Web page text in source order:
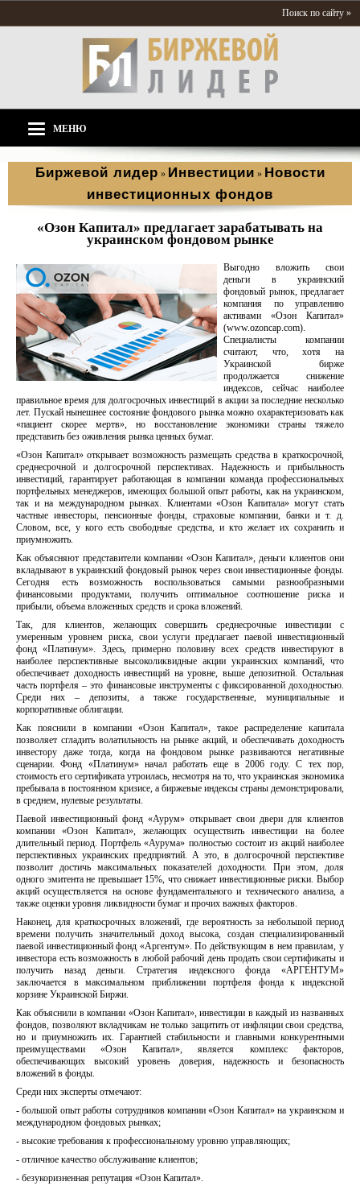
Поиск по сайту »
МЕНЮ
Биржевой лидер » Инвестиции » Новости
инвестиционных фондов
«Озон Капитал» предлагает зарабатывать на
украинском фондовом рынке
Выгодно вложить свои
деньги в украинский
фондовый рынок, предлагает
компания по управлению
активами «Озон Капитал»
(www.ozoncap.com).
Специалисты компании
считают, что, хотя на
Украинской бирже
продолжается снижение
индексов, сейчас наиболее
правильное время для долгосрочных инвестиций в акции за последние несколько
лет. Пускай нынешнее состояние фондового рынка можно охарактеризовать как
«пациент скорее мертв», но восстановление экономики страны тяжело
представить без оживления рынка ценных бумаг.
«Озон Капитал» открывает возможность размещать средства в краткосрочной,
среднесрочной и долгосрочной перспективах. Надежность и прибыльность
инвестиций, гарантирует работающая в компании команда профессиональных
портфельных менеджеров, имеющих большой опыт работы, как на украинском,
так и на международном рынках. Клиентами «Озон Капитала» могут стать
частные инвесторы, пенсионные фонды, страховые компании, банки и т. д.
Словом, все, у кого есть свободные средства, и кто желает их сохранить и
приумножить.
Как объясняют представители компании «Озон Капитал», деньги клиентов они
вкладывают в украинский фондовый рынок через свои инвестиционные фонды.
Сегодня есть возможность воспользоваться самыми разнообразными
финансовыми продуктами, получить оптимальное соотношение риска и
прибыли, объема вложенных средств и срока вложений.
Так, для клиентов, желающих совершить среднесрочные инвестиции с
умеренным уровнем риска, свои услуги предлагает паевой инвестиционный
фонд «Платинум». Здесь, примерно половину всех средств инвестируют в
наиболее перспективные высоколиквидные акции украинских компаний, что
обеспечивает доходность инвестиций на уровне, выше депозитной. Остальная
часть портфеля – это финансовые инструменты с фиксированной доходностью.
Среди них – депозиты, а также государственные, муниципальные и
корпоративные облигации.
Как пояснили в компании «Озон Капитал», такое распределение капитала
позволяет сгладить волатильность на рынке акций, и обеспечивать доходность
инвестору даже тогда, когда на фондовом рынке развиваются негативные
сценарии. Фонд «Платинум» начал работать еще в 2006 году. С тех пор,
стоимость его сертификата утроилась, несмотря на то, что украинская экономика
пребывала в постоянном кризисе, а биржевые индексы страны демонстрировали,
в среднем, нулевые результаты.
Паевой инвестиционный фонд «Аурум» открывает свои двери для клиентов
компании «Озон Капитал», желающих осуществить инвестиции на более
длительный период. Портфель «Аурума» полностью состоит из акций наиболее
перспективных украинских предприятий. А это, в долгосрочной перспективе
позволит достичь максимальных показателей доходности. При этом, доля
одного эмитента не превышает 15%, что снижает инвестиционные риски. Выбор
акций осуществляется на основе фундаментального и технического анализа, а
также оценки уровня ликвидности бумаг и прочих важных факторов.
Наконец, для краткосрочных вложений, где вероятность за небольшой период
времени получить значительный доход высока, создан специализированный
паевой инвестиционный фонд «Аргентум». По действующим в нем правилам, у
инвестора есть возможность в любой рабочий день продать свои сертификаты и
получить назад деньги. Стратегия индексного фонда «АРГЕНТУМ»
заключается в максимальном приближении портфеля фонда к индексной
корзине Украинской Биржи.
Как объяснили в компании «Озон Капитал», инвестиции в каждый из названных
фондов, позволяют вкладчикам не только защитить от инфляции свои средства,
но и приумножить их. Гарантией стабильности и главными конкурентными
преимуществами «Озон Капитал», является комплекс факторов,
обеспечивающих высокий уровень доверия, надежность и безопасность
вложений в фонды.
Среди них эксперты отмечают:
- большой опыт работы сотрудников компании «Озон Капитал» на украинском и
международном фондовых рынках;
- высокие требования к профессиональному уровню управляющих;
- отличное качество обслуживание клиентов;
- безукоризненная репутация «Озон Капитал».